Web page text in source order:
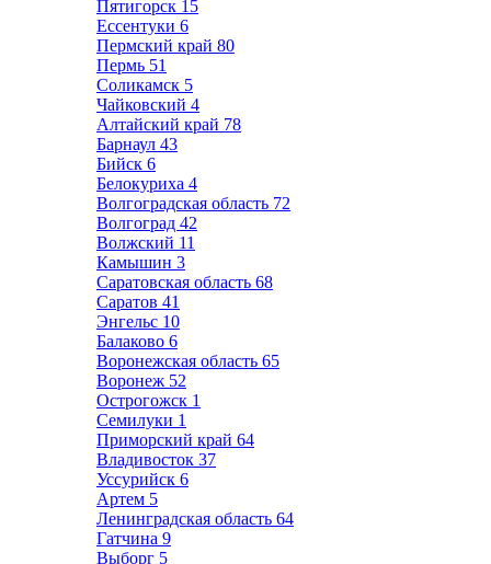
Пятигорск 15
Ессентуки 6
Пермский край 80
Пермь 51
Соликамск 5
Чайковский 4
Алтайский край 78
Барнаул 43
Бийск 6
Белокуриха 4
Волгоградская область 72
Волгоград 42
Волжский 11
Камышин 3
Саратовская область 68
Саратов 41
Энгельс 10
Балаково 6
Воронежская область 65
Воронеж 52
Острогожск 1
Семилуки 1
Приморский край 64
Владивосток 37
Уссурийск 6
Артем 5
Ленинградская область 64
Гатчина 9
Выборг 5